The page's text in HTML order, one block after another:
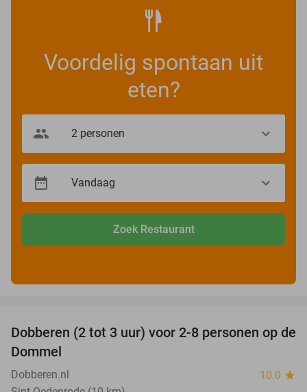
Voordelig spontaan uit
eten?
Zoek Restaurant
29%
Dobberen (2 tot 3 uur) voor 2-8 personen op de
Dommel
Dobberen.nl 10.0 star